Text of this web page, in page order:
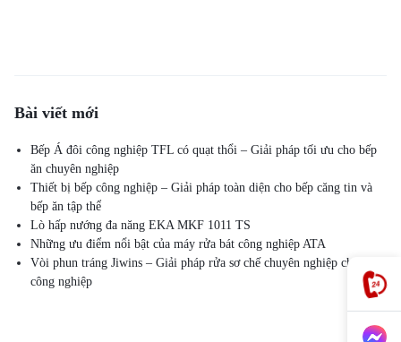
Bài viết mới
Bếp Á đôi công nghiệp TFL có quạt thổi – Giải pháp tối ưu cho bếp
ăn chuyên nghiệp
Thiết bị bếp công nghiệp – Giải pháp toàn diện cho bếp căng tin và
bếp ăn tập thể
Lò hấp nướng đa năng EKA MKF 1011 TS
Những ưu điểm nổi bật của máy rửa bát công nghiệp ATA
Vòi phun tráng Jiwins – Giải pháp rửa sơ chế chuyên nghiệp cho bếp
công nghiệp